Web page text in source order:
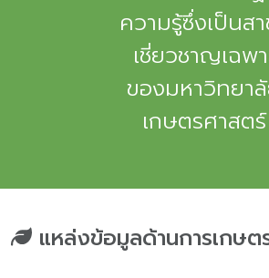
ความรู้ซึ่งเป็นสา
เชี่ยวชาญเฉพา
ของมหาวิทยา
เกษตรศาสตร์
แหล่งข้อมูลด้านการเกษต